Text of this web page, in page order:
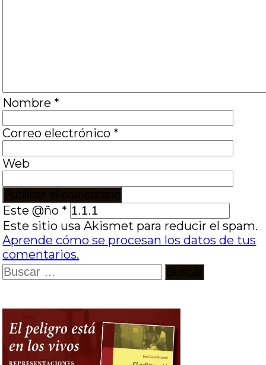
Nombre *
Correo electrónico *
Web
Este @ño *
Este sitio usa Akismet para reducir el spam.
Aprende cómo se procesan los datos de tus
comentarios.
Buscar: